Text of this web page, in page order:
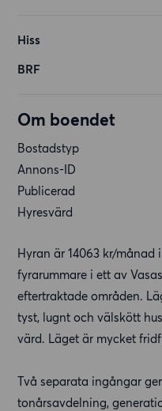
Hiss
BRF
Om boendet
Bostadstyp
Annons-ID
Publicerad
Hyresvärd
Hyran är 14063 kr/månad
fyrarummare i ett av
eftertraktade områden.
tyst, lugnt och välskött
värd. Läget är mycket
Två separata ingångar
tonårsavdelning,